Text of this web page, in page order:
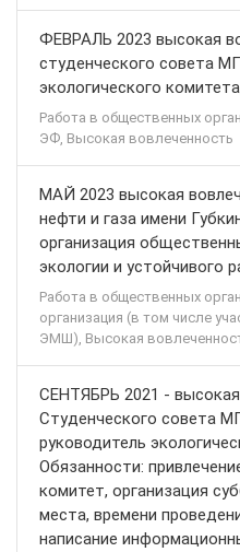
ФЕВРАЛЬ 2023 высокая
студенческого совета
экологического
Работа в общественных
ЭФ, Высокая вовлеченность
МАЙ 2023 высокая
нефти и газа имени
организация
экологии и устойчивого
Работа в общественных
организация (в том числе
ЭМШ), Высокая
СЕНТЯБРЬ 2021 -
Студенческого совета
руководитель
Обязанности:
комитет, организация
места, времени
написание